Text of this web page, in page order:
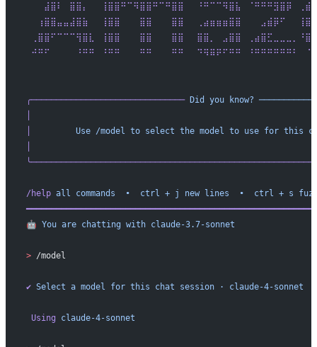
╭─────────────────────────────── Did you know?
         Use
/model to select the model to use for this
/help all commands
  •
  ctrl
+ j new lines
  •
  ctrl
+ s
🤖 You are chatting with claude-3.7-sonnet
> /model
✔ Select a model for this chat session · claude-4-sonnet
Using claude-4-sonnet